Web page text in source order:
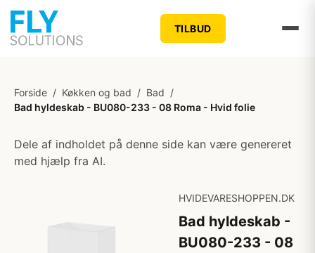
TILBUD
Forside / Køkken og bad / Bad /
Bad hyldeskab - BU080-233 - 08 Roma - Hvid folie
Dele af indholdet på denne side kan være genereret
med hjælp fra AI.
HVIDEVARESHOPPEN.DK
Bad hyldeskab -
BU080-233 - 08